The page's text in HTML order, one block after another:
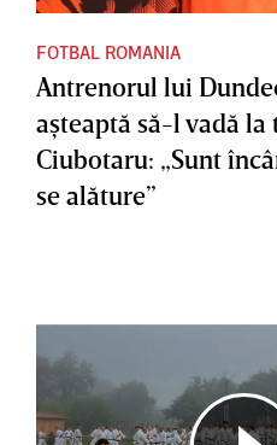
FOTBAL ROMANIA
Antrenorul lui
aşteaptă să-l vadă la
Ciubotaru: „Sunt
se alăture”